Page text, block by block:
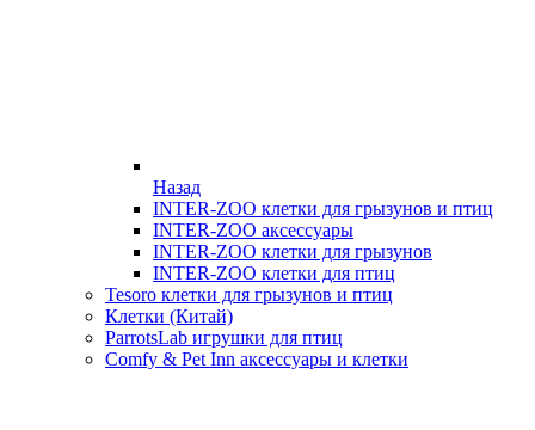
Назад
INTER-ZOO клетки для грызунов и птиц
INTER-ZOO аксессуары
INTER-ZOO клетки для грызунов
INTER-ZOO клетки для птиц
Tesoro клетки для грызунов и птиц
Клетки (Китай)
ParrotsLab игрушки для птиц
Comfy & Pet Inn аксессуары и клетки